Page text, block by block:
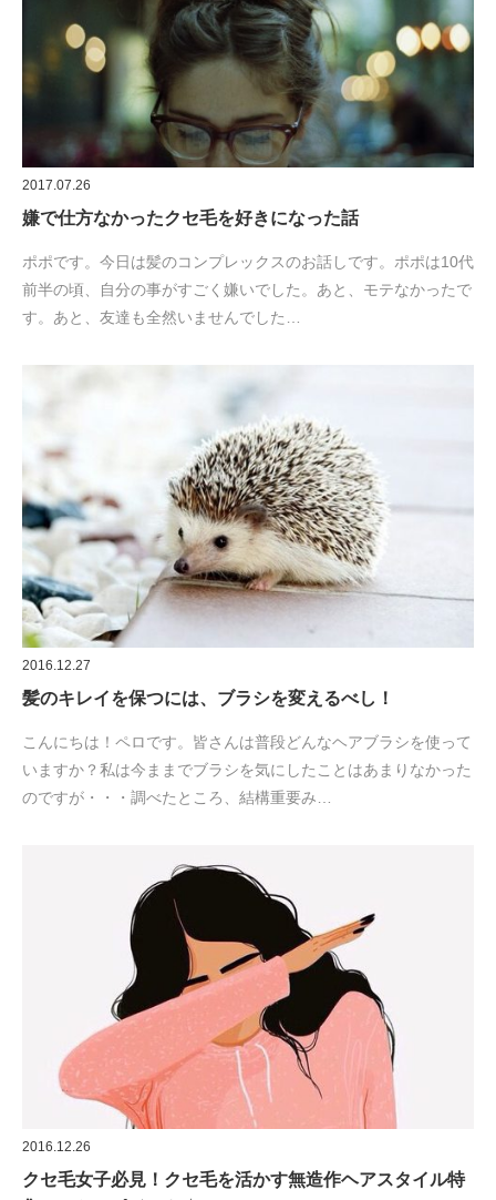
2017.07.26
嫌で仕方なかったクセ毛を好きになった話
ポポです。今日は髪のコンプレックスのお話しです。ポポは10代
前半の頃、自分の事がすごく嫌いでした。あと、モテなかったで
す。あと、友達も全然いませんでした…
2016.12.27
髪のキレイを保つには、ブラシを変えるべし！
こんにちは！ペロです。皆さんは普段どんなヘアブラシを使って
いますか？私は今ままでブラシを気にしたことはあまりなかった
のですが・・・調べたところ、結構重要み…
2016.12.26
クセ毛女子必見！クセ毛を活かす無造作ヘアスタイル特